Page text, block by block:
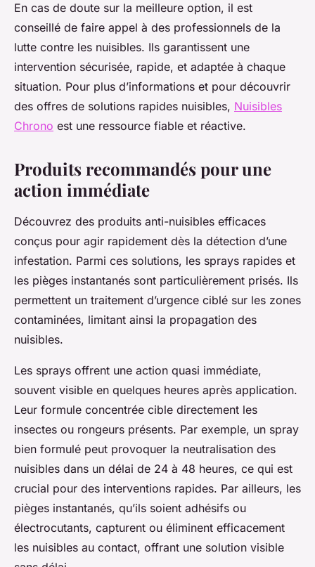
En cas de doute sur la meilleure option, il est
conseillé de faire appel à des professionnels de la
lutte contre les nuisibles. Ils garantissent une
intervention sécurisée, rapide, et adaptée à chaque
situation. Pour plus d’informations et pour découvrir
des offres de solutions rapides nuisibles, Nuisibles
Chrono est une ressource fiable et réactive.
Produits recommandés pour une
action immédiate
Découvrez des produits anti-nuisibles efficaces
conçus pour agir rapidement dès la détection d’une
infestation. Parmi ces solutions, les sprays rapides et
les pièges instantanés sont particulièrement prisés. Ils
permettent un traitement d’urgence ciblé sur les zones
contaminées, limitant ainsi la propagation des
nuisibles.
Les sprays offrent une action quasi immédiate,
souvent visible en quelques heures après application.
Leur formule concentrée cible directement les
insectes ou rongeurs présents. Par exemple, un spray
bien formulé peut provoquer la neutralisation des
nuisibles dans un délai de 24 à 48 heures, ce qui est
crucial pour des interventions rapides. Par ailleurs, les
pièges instantanés, qu’ils soient adhésifs ou
électrocutants, capturent ou éliminent efficacement
les nuisibles au contact, offrant une solution visible